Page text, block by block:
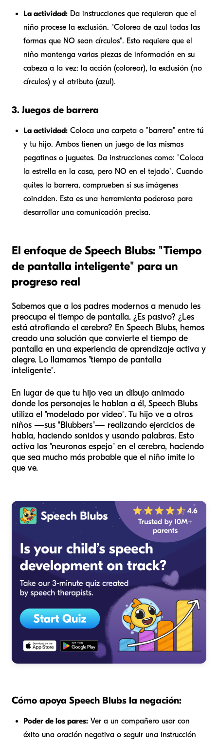
La actividad: Da instrucciones que requieran que el
niño procese la exclusión. "Colorea de azul todas las
formas que NO sean círculos". Esto requiere que el
niño mantenga varias piezas de información en su
cabeza a la vez: la acción (colorear), la exclusión (no
círculos) y el atributo (azul).
3. Juegos de barrera
La actividad: Coloca una carpeta o "barrera" entre tú
y tu hijo. Ambos tienen un juego de las mismas
pegatinas o juguetes. Da instrucciones como: "Coloca
la estrella en la casa, pero NO en el tejado". Cuando
quites la barrera, comprueben si sus imágenes
coinciden. Esta es una herramienta poderosa para
desarrollar una comunicación precisa.
El enfoque de Speech Blubs: "Tiempo
de pantalla inteligente" para un
progreso real
Sabemos que a los padres modernos a menudo les
preocupa el tiempo de pantalla. ¿Es pasivo? ¿Les
está atrofiando el cerebro? En Speech Blubs, hemos
creado una solución que convierte el tiempo de
pantalla en una experiencia de aprendizaje activa y
alegre. Lo llamamos "tiempo de pantalla
inteligente".
En lugar de que tu hijo vea un dibujo animado
donde los personajes le hablan a él, Speech Blubs
utiliza el "modelado por video". Tu hijo ve a otros
niños —sus "Blubbers"— realizando ejercicios de
habla, haciendo sonidos y usando palabras. Esto
activa las "neuronas espejo" en el cerebro, haciendo
que sea mucho más probable que el niño imite lo
que ve.
Cómo apoya Speech Blubs la negación:
Poder de los pares: Ver a un compañero usar con
éxito una oración negativa o seguir una instrucción